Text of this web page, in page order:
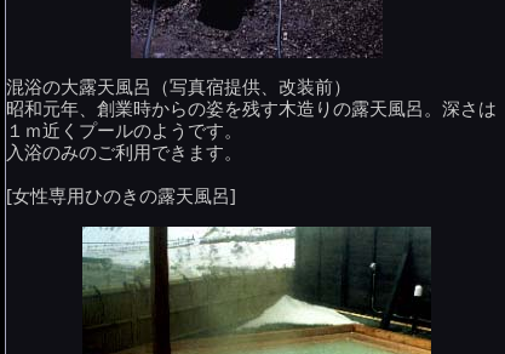
混浴の大露天風呂（写真宿提供、改装前）
昭和元年、創業時からの姿を残す木造りの露天風呂。深さは
１ｍ近くプールのようです。
入浴のみのご利用できます。
[女性専用ひのきの露天風呂]